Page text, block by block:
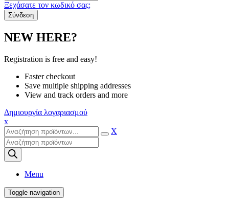
Ξεχάσατε τον κωδικό σας;
NEW HERE?
Registration is free and easy!
Faster checkout
Save multiple shipping addresses
View and track orders and more
Δημιουργία λογαριασμού
x
X
Products
search
Menu
Toggle navigation